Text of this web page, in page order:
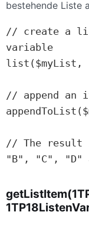
bestehende Liste
// create a
variable
list($myList,
// append
// The